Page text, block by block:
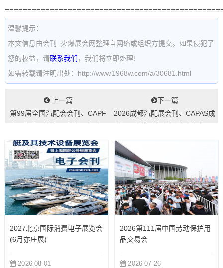
温馨提示：
本文信息由会刊_火爆展会网整理自网络或组织方提交。如果侵犯了
您的权益，请联系我们 ，我们将立即处理!
如需转载请注明出处：http://www.1968w.com/a/30681.html
上一篇
​第99届全国汽配会会刊、CAPF
会刊...
下一篇
2026成都汽配展会刊、CAPAS成
2027北京国际消费电子展览会
(6月亦庄展)
2026-08-01
2026第111届中国劳动保护用
品交易会
2026-07-26